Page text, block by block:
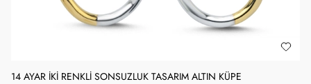
14 AYAR İKI RENKLI SONSUZLUK TASARIM ALTIN KÜPE